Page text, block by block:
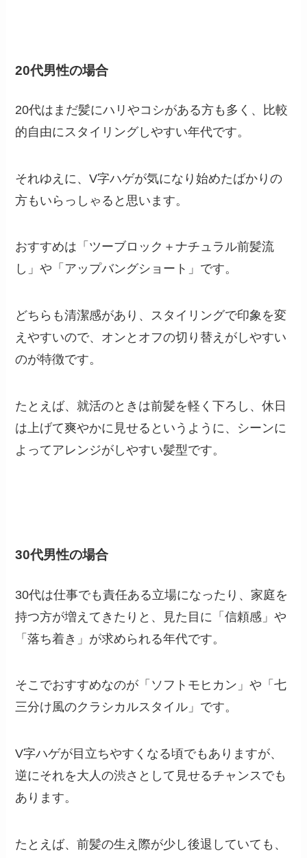
20代男性の場合
20代はまだ髪にハリやコシがある方も多く、比較
的自由にスタイリングしやすい年代です。
それゆえに、V字ハゲが気になり始めたばかりの
方もいらっしゃると思います。
おすすめは「ツーブロック＋ナチュラル前髪流
し」や「アップバングショート」です。
どちらも清潔感があり、スタイリングで印象を変
えやすいので、オンとオフの切り替えがしやすい
のが特徴です。
たとえば、就活のときは前髪を軽く下ろし、休日
は上げて爽やかに見せるというように、シーンに
よってアレンジがしやすい髪型です。
30代男性の場合
30代は仕事でも責任ある立場になったり、家庭を
持つ方が増えてきたりと、見た目に「信頼感」や
「落ち着き」が求められる年代です。
そこでおすすめなのが「ソフトモヒカン」や「七
三分け風のクラシカルスタイル」です。
V字ハゲが目立ちやすくなる頃でもありますが、
逆にそれを大人の渋さとして見せるチャンスでも
あります。
たとえば、前髪の生え際が少し後退していても、